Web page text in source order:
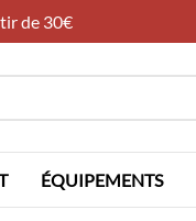
de 30€
ÉQUIPEMENTS